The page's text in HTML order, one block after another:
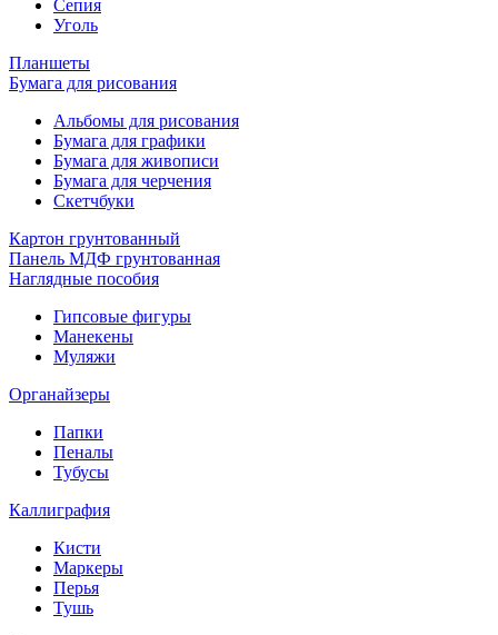
Сепия
Уголь
Планшеты
Бумага для рисования
Альбомы для рисования
Бумага для графики
Бумага для живописи
Бумага для черчения
Скетчбуки
Картон грунтованный
Панель МДФ грунтованная
Наглядные пособия
Гипсовые фигуры
Манекены
Муляжи
Органайзеры
Папки
Пеналы
Тубусы
Каллиграфия
Кисти
Маркеры
Перья
Тушь